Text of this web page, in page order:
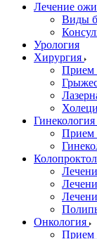
Лечение
Виды
Урология
Хирургия
Прием
Гинекология
Прием
Онкология
Прием